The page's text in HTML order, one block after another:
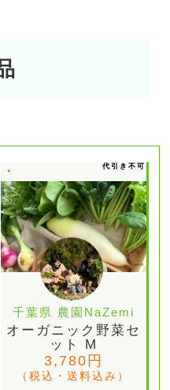
代引き不可
千葉県 農園NaZemi
オーガニック野菜セ
ット M
3,780円
（税込・送料込み）